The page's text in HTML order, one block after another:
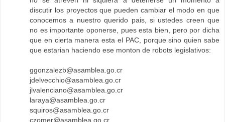
discutir los proyectos que pueden cambiar el modo en que
conocemos a nuestro querido pais, si ustedes creen que
no es importante oponerse, pues esta bien, pero por dicha
que en cierta manera esta el PAC, porque sino quien sabe
que estarian haciendo ese monton de robots legislativos:
ggonzalezb@asamblea.go.cr
jdelvecchio@asamblea.go.cr
jlvalenciano@asamblea.go.cr
laraya@asamblea.go.cr
squiros@asamblea.go.cr
czomer@asamblea.go.cr